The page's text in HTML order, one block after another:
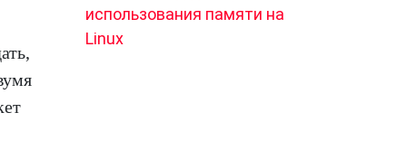
использования памяти на
Linux